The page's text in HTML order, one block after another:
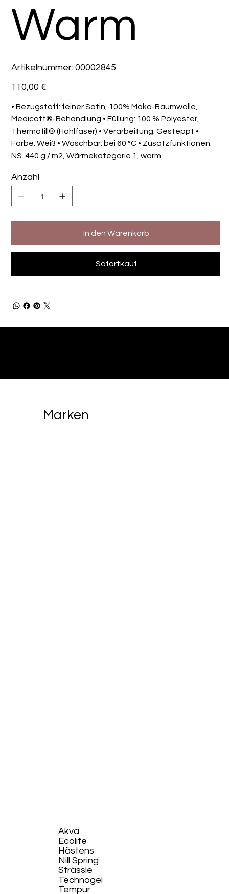
Warm
Artikelnummer: Artikelnummer:
00002845
00002845
Preis
110,00 €
• Bezugstoff: feiner Satin, 100% Mako-Baumwolle,
Medicott®-Behandlung • Füllung: 100 % Polyester,
Thermofill® (Hohlfaser) • Verarbeitung: Gesteppt •
Farbe: Weiß • Waschbar: bei 60 °C • Zusatzfunktionen:
NS. 440 g / m2, Wärmekategorie 1, warm
Anzahl
In den Warenkorb
Sofortkauf
Marken
Akva
Ecolife​
Hästens
Nill Spring
Strässle
Technogel
Tempur